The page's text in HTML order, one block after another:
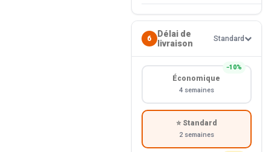
6
Délai de
livraison
Standard
−10%
Économique
4 semaines
⭐ Standard
2 semaines